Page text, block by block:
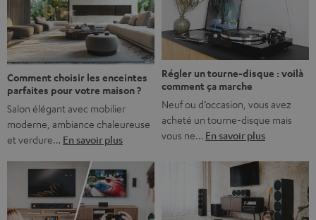
l’immersion. Rassurez-vous, on a tous vécu ça. Mais la
bonne nouvelle, c’est […]
Comment choisir les enceintes
parfaites pour votre maison ?
Salon élégant avec mobilier
moderne, ambiance chaleureuse
et verdure… En savoir plus
Régler un tourne-disque : voilà
comment ça marche
Neuf ou d’occasion, vous avez
acheté un tourne-disque mais
vous ne… En savoir plus